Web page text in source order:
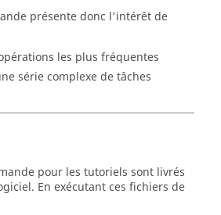
présente donc l'intérêt de
les plus fréquentes
série complexe de tâches
pour les tutoriels sont livrés
En exécutant ces fichiers de